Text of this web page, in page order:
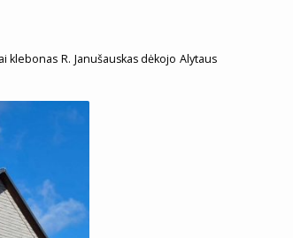
R. Janušauskas dėkojo Alytaus